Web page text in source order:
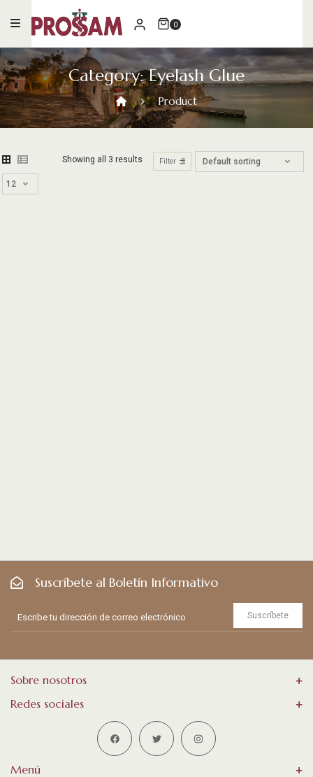
0
Category:Eyelash Glue
Product
Showing all 3 results Filter
Suscríbete al Boletín Informativo
Sobre nosotros
Redes sociales
Menú